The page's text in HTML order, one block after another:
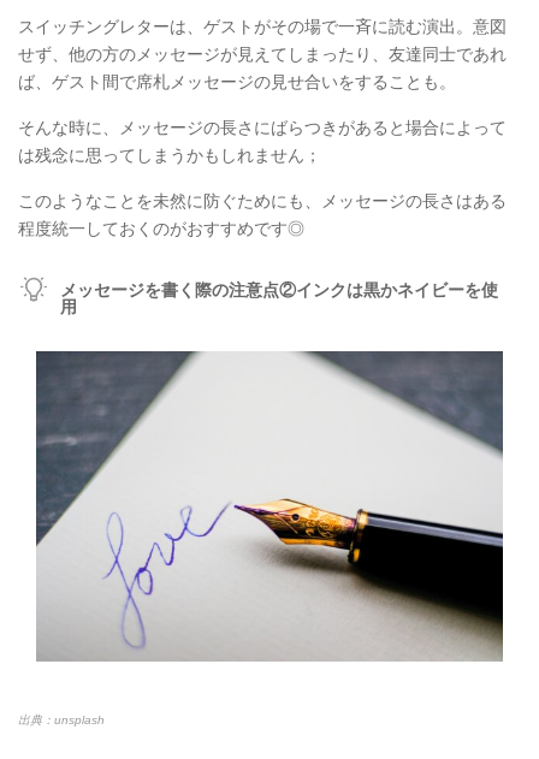
スイッチングレターは、ゲストがその場で一斉に読む演出。意図
せず、他の方のメッセージが見えてしまったり、友達同士であれ
ば、ゲスト間で席札メッセージの見せ合いをすることも。
そんな時に、メッセージの長さにばらつきがあると場合によって
は残念に思ってしまうかもしれません；
このようなことを未然に防ぐためにも、メッセージの長さはある
程度統一しておくのがおすすめです◎
メッセージを書く際の注意点②インクは黒かネイビーを使
用
出典：unsplash